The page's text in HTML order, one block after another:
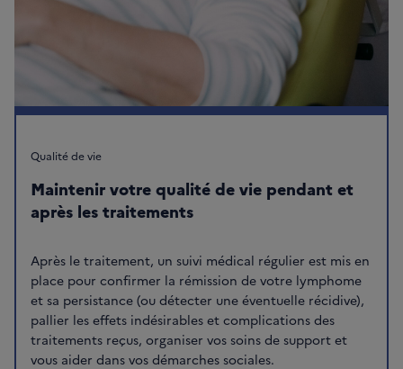
Qualité de vie
Maintenir votre qualité de vie pendant et
après les traitements
Après le traitement, un suivi médical régulier est mis en
place pour confirmer la rémission de votre lymphome
et sa persistance (ou détecter une éventuelle récidive),
pallier les effets indésirables et complications des
traitements reçus, organiser vos soins de support et
vous aider dans vos démarches sociales.